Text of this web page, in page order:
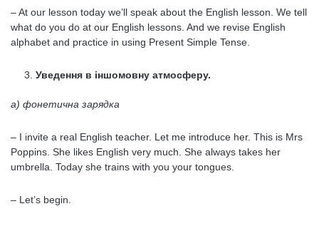
– At our lesson today we’ll speak about the English lesson. We tell
what do you do at our English lessons. And we revise English
alphabet and practice in using Present Simple Tense.
Уведення в іншомовну атмосферу.
а) фонетична зарядка
– I invite a real English teacher. Let me introduce her. This is Mrs
Poppins. She likes English very much. She always takes her
umbrella. Today she trains with you your tongues.
– Let’s begin.